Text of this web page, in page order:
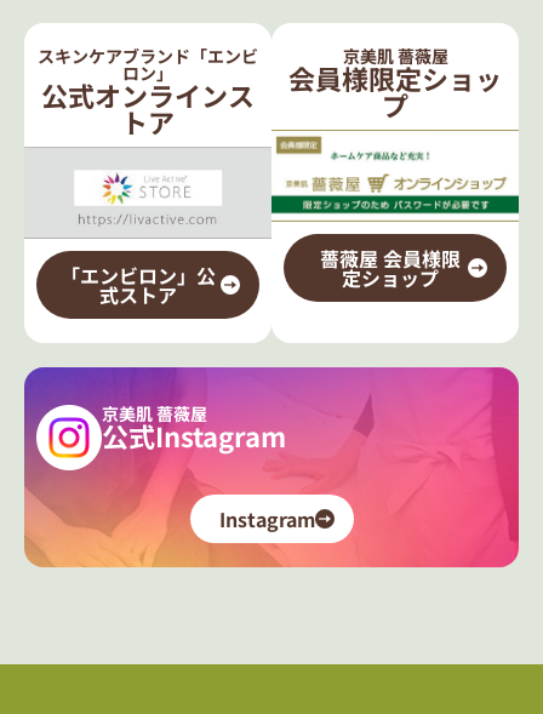
スキンケアブランド「エンビ
ロン」
公式オンラインス
トア
「エンビロン」公
式ストア
京美肌 薔薇屋
会員様限定ショッ
プ
薔薇屋 会員様限
定ショップ
京美肌 薔薇屋
公式Instagram
Instagram